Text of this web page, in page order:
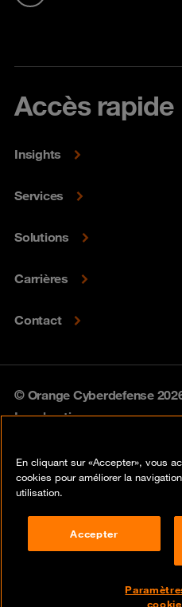
Accès rapide
Insights
Services
Solutions
Carrières
Contact
© Orange Cyberdefense
Legal notice
Vulnerability policy
Cookie policy
Compliance
En cliquant sur «Accepter», vous
cookies pour améliorer la
utilisation.
Accepter